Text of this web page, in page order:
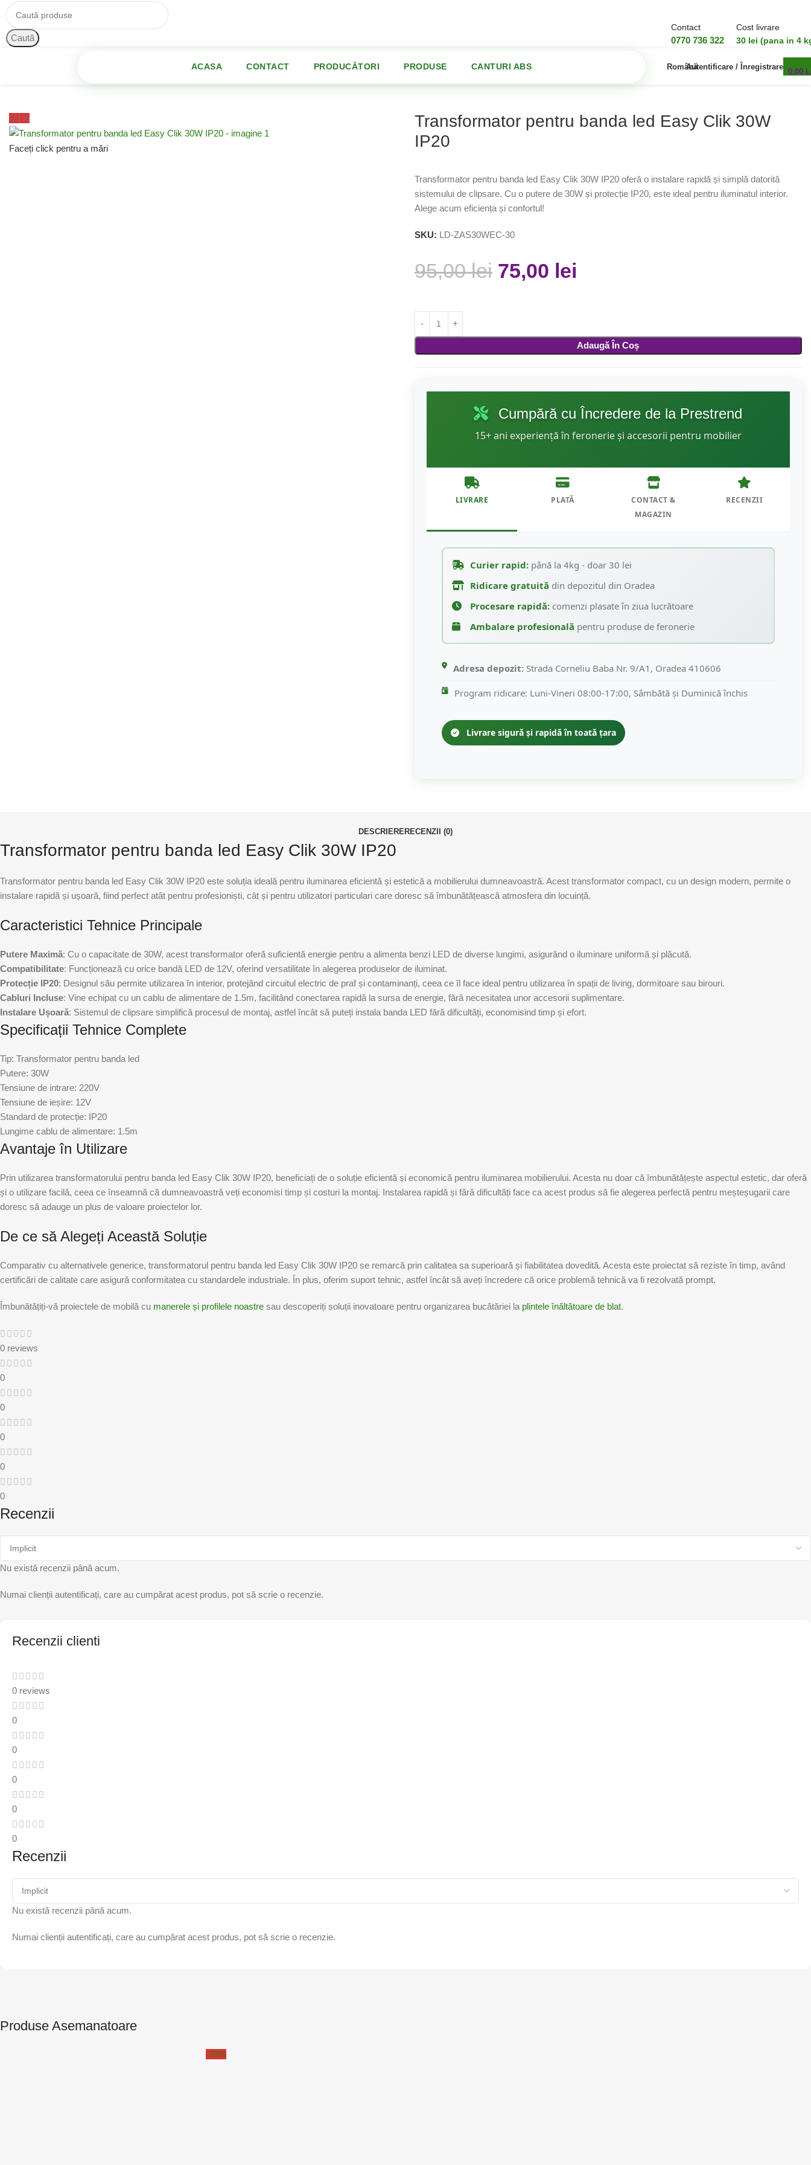
Caută
Contact
0770 736 322
Cost livrare
30 lei (pana in 4
ACASA CONTACT PRODUCĂTORI PRODUSE CANTURI ABS RomânăAutentificare / Înregistrare
0,00
-21%
Faceți click pentru a mări
Transformator pentru banda led Easy Clik 30W
IP20
Transformator pentru banda led Easy Clik 30W IP20 oferă o instalare rapidă și simplă datorită
sistemului de clipsare. Cu o putere de 30W și protecție IP20, este ideal pentru iluminatul interior.
Alege acum eficiența și confortul!
SKU: LD-ZAS30WEC-30
95,00lei 75,00 lei
Adaugă În Coș
Cumpără cu Încredere de la Prestrend
15+ ani experiență în feronerie și accesorii pentru mobilier
LIVRARE PLATĂ
CONTACT &
MAGAZIN
RECENZII
Curier rapid:până la 4kg - doar 30 lei
Ridicare gratuită din depozitul din Oradea
Procesare rapidă:comenzi plasate în ziua lucrătoare
Ambalare profesională pentru produse de feronerie
Adresa depozit:Strada Corneliu Baba Nr. 9/A1, Oradea 410606
Program ridicare: Luni-Vineri 08:00-17:00, Sâmbătă și Duminică închis
Livrare sigură și rapidă în toată țara
DESCRIERERECENZII (0)
Transformator pentru banda led Easy Clik 30W IP20
Transformator pentru banda led Easy Clik 30W IP20 este soluția ideală pentru iluminarea eficientă și estetică a mobilierului dumneavoastră. Acest transformator compact, cu un design modern, permite o
instalare rapidă și ușoară, fiind perfect atât pentru profesioniști, cât și pentru utilizatori particulari care doresc să îmbunătățească atmosfera din locuință.
Caracteristici Tehnice Principale
Putere Maximă: Cu o capacitate de 30W, acest transformator oferă suficientă energie pentru a alimenta benzi LED de diverse lungimi, asigurând o iluminare uniformă și plăcută.
Compatibilitate: Funcționează cu orice bandă LED de 12V, oferind versatilitate în alegerea produselor de iluminat.
Protecție IP20: Designul său permite utilizarea în interior, protejând circuitul electric de praf și contaminanți, ceea ce îl face ideal pentru utilizarea în spații de living, dormitoare sau birouri.
Cabluri Incluse: Vine echipat cu un cablu de alimentare de 1.5m, facilitând conectarea rapidă la sursa de energie, fără necesitatea unor accesorii suplimentare.
Instalare Ușoară: Sistemul de clipsare simplifică procesul de montaj, astfel încât să puteți instala banda LED fără dificultăți, economisind timp și efort.
Specificații Tehnice Complete
Tip: Transformator pentru banda led
Putere: 30W
Tensiune de intrare: 220V
Tensiune de ieșire: 12V
Standard de protecție: IP20
Lungime cablu de alimentare: 1.5m
Avantaje în Utilizare
Prin utilizarea transformatorului pentru banda led Easy Clik 30W IP20, beneficiați de o soluție eficientă și economică pentru iluminarea mobilierului. Acesta nu doar că îmbunătățește aspectul estetic, dar oferă
și o utilizare facilă, ceea ce înseamnă că dumneavoastră veți economisi timp și costuri la montaj. Instalarea rapidă și fără dificultăți face ca acest produs să fie alegerea perfectă pentru meșteșugarii care
doresc să adauge un plus de valoare proiectelor lor.
De ce să Alegeți Această Soluție
Comparativ cu alternativele generice, transformatorul pentru banda led Easy Clik 30W IP20 se remarcă prin calitatea sa superioară și fiabilitatea dovedită. Acesta este proiectat să reziste în timp, având
certificări de calitate care asigură conformitatea cu standardele industriale. În plus, oferim suport tehnic, astfel încât să aveți încredere că orice problemă tehnică va fi rezolvată prompt.
Îmbunătățiți-vă proiectele de mobilă cu manerele și profilele noastre sau descoperiți soluții inovatoare pentru organizarea bucătăriei la plintele înăltătoare de blat.
0 reviews
0
0
0
0
0
Recenzii
Nu există recenzii până acum.
Numai clienții autentificați, care au cumpărat acest produs, pot să scrie o recenzie.
Recenzii clienti
0 reviews
0
0
0
0
0
Recenzii
Nu există recenzii până acum.
Numai clienții autentificați, care au cumpărat acest produs, pot să scrie o recenzie.
Produse Asemanatoare
-33%